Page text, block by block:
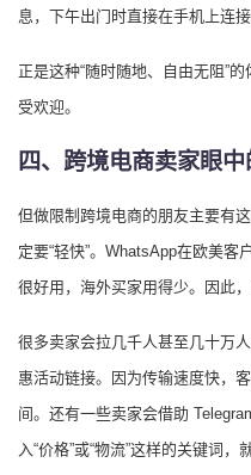
息，下午出门时直接在手机上连
正是这种“随时随地、自由无阻”
受欢迎。
四、跨境电商卖家眼
但做限制跨境电商的朋友主要有
定要“轻快”。WhatsApp在欧美客
很好用，海外买家用得少。因此
很多卖家会拉几千人甚至几十万
惠活动链接。因为传输速度快，
间。还有一些卖家会借助
入“价格”或“物流”这样的关键词